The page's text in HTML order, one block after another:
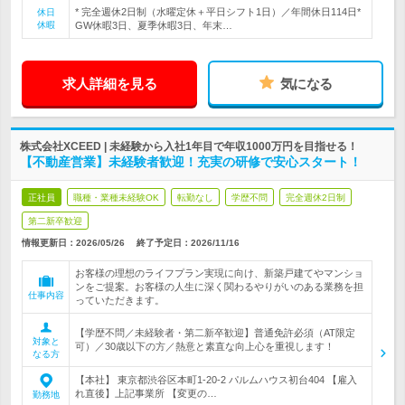
休日
休暇
* 完全週休2日制（水曜定休＋平日シフト1日）／年間休日114日*
GW休暇3日、夏季休暇3日、年末…
求人詳細を見る 気になる
株式会社XCEED | 未経験から入社1年目で年収1000万円を目指せる！
【不動産営業】未経験者歓迎！充実の研修で安心スタート！
正社員 職種・業種未経験OK 転勤なし 学歴不問 完全週休2日制
第二新卒歓迎
情報更新日：2026/05/26 終了予定日： 2026/11/16
仕事内容
お客様の理想のライフプラン実現に向け、新築戸建てやマンショ
ンをご提案。お客様の人生に深く関わるやりがいのある業務を担
っていただきます。
対象と
なる方
【学歴不問／未経験者・第二新卒歓迎】普通免許必須（AT限定
可）／30歳以下の方／熱意と素直な向上心を重視します！
勤務地
【本社】 東京都渋谷区本町1-20-2 パルムハウス初台404 【雇入
れ直後】上記事業所 【変更の…